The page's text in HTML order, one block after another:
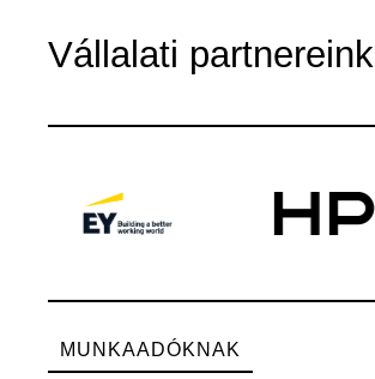
Vállalati partnereink
MUNKAADÓKNAK